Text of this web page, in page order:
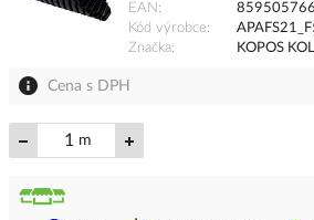
EAN
Kód výrobce
Značka
KOPOS
Cena s DPH
m